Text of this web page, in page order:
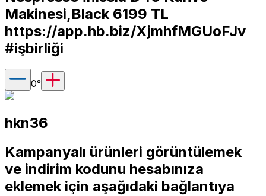
Makinesi,Black 6199 TL
https://app.hb.biz/XjmhfMGUoFJv
#işbirliği
0°
hkn36
Kampanyalı ürünleri görüntülemek
ve indirim kodunu hesabınıza
eklemek için aşağıdaki bağlantıya